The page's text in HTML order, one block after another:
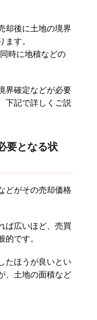
却後に土地の境界
ます。
時に地積などの
界確定などが必要
下記で詳しくご説
要となる状
どがその売却価格
ば広いほど、売買
的です。
たほうが良いとい
、土地の面積など